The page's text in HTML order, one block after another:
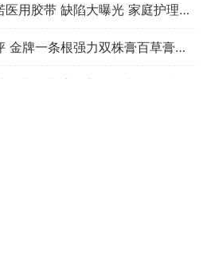
【重要提醒】海氏海诺医用胶带 缺陷大曝光 家庭护理质量可靠吗？性价比怎么样？
【良心推荐】分享测评 金牌一条根强力双株膏百草膏小盒 质量怎么样？这是我最后一次买家庭护理了！